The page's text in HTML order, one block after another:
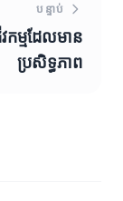
បន្ទាប់
កម្មដែលមាន
ប្រសិទ្ធភាព